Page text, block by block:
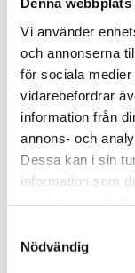
Vi använder
och annonserna
för sociala
vidarebefordrar
information från
annons- och
Dessa kan i sin
information som
Nödvändig
Vardag
att